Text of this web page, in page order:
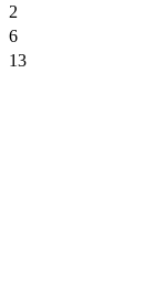
2
6
13